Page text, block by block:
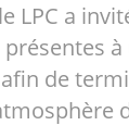
LPC a
à
de